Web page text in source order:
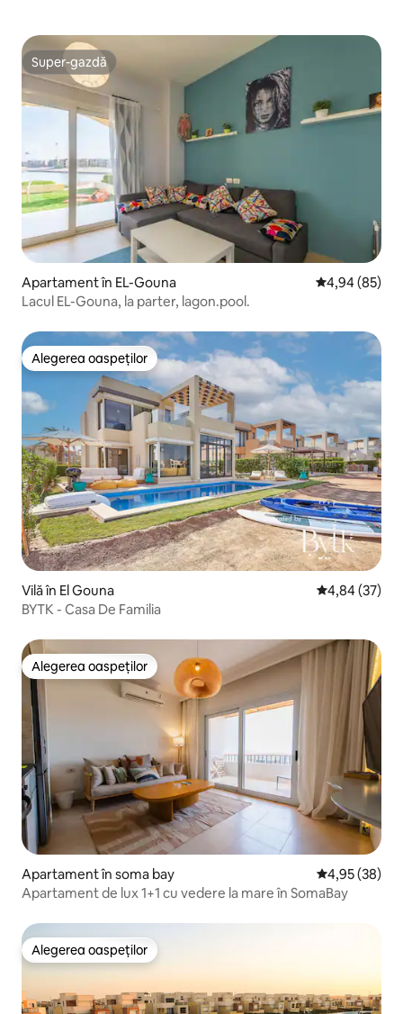
Super-gazdă
Super-gazdă
Apartament în EL-Gouna Scor mediu
4,94 (85)
Lacul EL-Gouna, la parter, lagon.pool.
Alegerea oaspeților
Alegerea oaspeților
Vilă în El Gouna Scor mediu
4,84 (37)
BYTK - Casa De Familia
Alegerea oaspeților
Alegerea oaspeților
Apartament în soma bay Scor mediu
4,95 (38)
Apartament de lux 1+1 cu vedere la mare în SomaBay
Alegerea oaspeților
Alegerea oaspeților